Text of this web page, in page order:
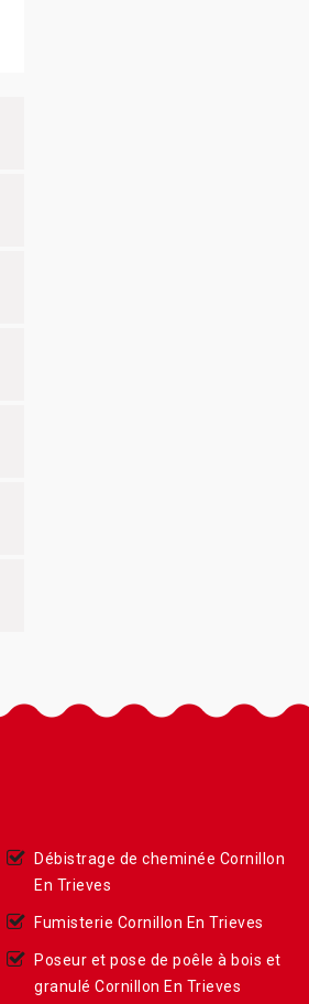
Débistrage de cheminée Cornillon
En Trieves
Fumisterie Cornillon En Trieves
Poseur et pose de poêle à bois et
granulé Cornillon En Trieves